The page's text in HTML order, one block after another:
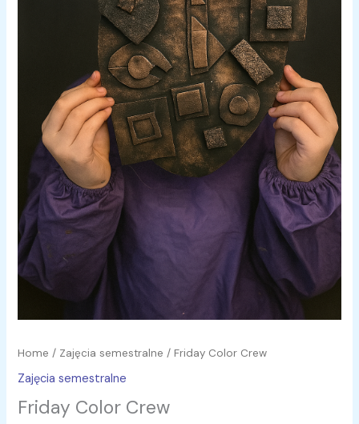
Home / Zajęcia semestralne / Friday Color Crew
Zajęcia semestralne
Friday Color Crew